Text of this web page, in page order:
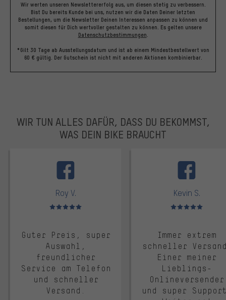
Wir werten unseren Newslettererfolg aus, um diesen stetig zu verbessern.
Bist Du bereits Kunde bei uns, nutzen wir die Daten Deiner letzten
Bestellungen, um die Newsletter Deinen Interessen anpassen zu können und
somit diesen für Dich wertvoller gestalten zu können. Es gelten unsere
Datenschutzbestimmungen.
*Gilt 30 Tage ab Ausstellungsdatum und ist ab einem Mindestbestellwert von
60 € gültig. Der Gutschein ist nicht mit anderen Aktionen kombinierbar.
WIR TUN ALLES DAFÜR, DASS DU BEKOMMST,
WAS DEIN BIKE BRAUCHT
Roy V.
Bewertungen: 5 von 5
Guter Preis, super
Auswahl,
freundlicher
Service am Telefon
und schneller
Versand.
Kevin S.
Bewertungen: 5 von 5
Immer extrem
schneller
Einer meiner
Lieblings-
Onlineversender
und super